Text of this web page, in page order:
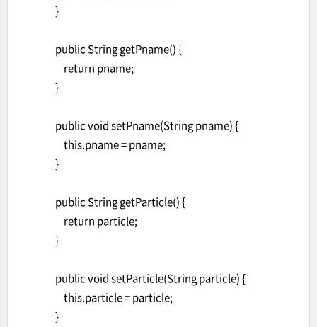
}
public String getPname() {
return pname;
}
public void setPname(String pname) {
this.pname = pname;
}
public String getParticle() {
return particle;
}
public void setParticle(String particle) {
this.particle = particle;
}